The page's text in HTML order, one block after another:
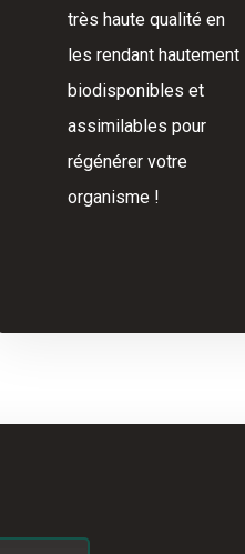
très haute qualité en
les rendant hautement
biodisponibles et
assimilables pour
régénérer votre
organisme !